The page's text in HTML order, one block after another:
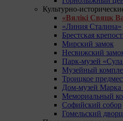
Культурно-
«Вялікі Свяцк
«Линия Сталина»
Брестская
Мирский замок
Несвижский
Парк-музей
Музейный
Троицкое
Дом-музей Марка
Мемориальный
Софийский собор
Гомельский